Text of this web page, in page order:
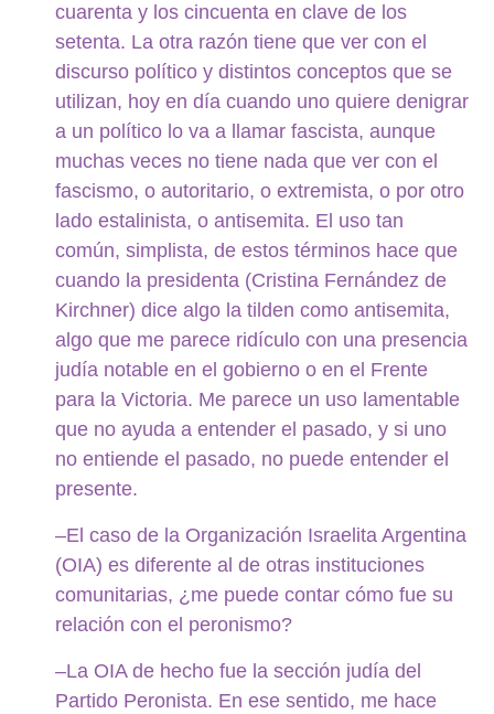
cuarenta y los cincuenta en clave de los
setenta. La otra razón tiene que ver con el
discurso político y distintos conceptos que se
utilizan, hoy en día cuando uno quiere denigrar
a un político lo va a llamar fascista, aunque
muchas veces no tiene nada que ver con el
fascismo, o autoritario, o extremista, o por otro
lado estalinista, o antisemita. El uso tan
común, simplista, de estos términos hace que
cuando la presidenta (Cristina Fernández de
Kirchner) dice algo la tilden como antisemita,
algo que me parece ridículo con una presencia
judía notable en el gobierno o en el Frente
para la Victoria. Me parece un uso lamentable
que no ayuda a entender el pasado, y si uno
no entiende el pasado, no puede entender el
presente.
–El caso de la Organización Israelita Argentina
(OIA) es diferente al de otras instituciones
comunitarias, ¿me puede contar cómo fue su
relación con el peronismo?
–La OIA de hecho fue la sección judía del
Partido Peronista. En ese sentido, me hace